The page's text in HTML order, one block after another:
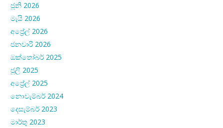
ජූනි 2026
මැයි 2026
අප්‍රේල් 2026
ජනවාරි 2026
ඔක්තෝබර් 2025
ජූලි 2025
අප්‍රේල් 2025
නොවැම්බර් 2024
දෙසැම්බර් 2023
මාර්තු 2023